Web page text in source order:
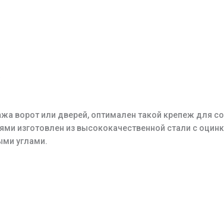
ворот или дверей, оптимален такой крепеж для
изготовлен из высококачественной стали с
углами.